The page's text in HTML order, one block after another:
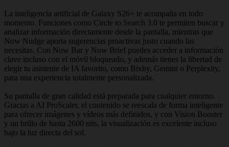
La inteligencia artificial de Galaxy S26+ te acompaña en todo
momento. Funciones como Circle to Search 3.0 te permiten buscar y
analizar información directamente desde la pantalla, mientras que
Now Nudge aporta sugerencias proactivas justo cuando las
necesitas. Con Now Bar y Now Brief puedes acceder a información
clave incluso con el móvil bloqueado, y además tienes la libertad de
elegir tu asistente de IA favorito, como Bixby, Gemini o Perplexity,
para una experiencia totalmente personalizada.
Su pantalla de gran calidad está preparada para cualquier entorno.
Gracias a AI ProScaler, el contenido se reescala de forma inteligente
para ofrecer imágenes y vídeos más definidos, y con Vision Booster
y un brillo de hasta 2600 nits, la visualización es excelente incluso
bajo la luz directa del sol.